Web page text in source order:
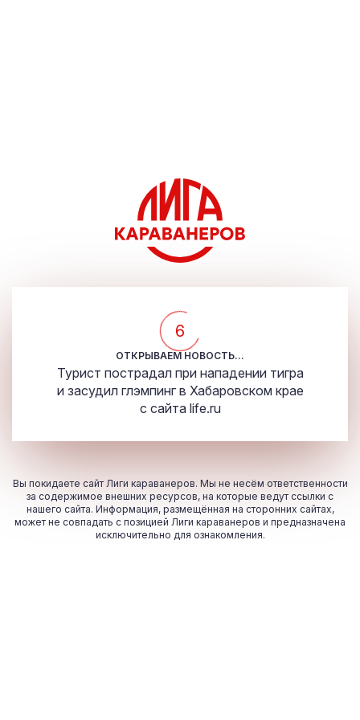
5
ОТКРЫВАЕМ НОВОСТЬ...
Турист пострадал при нападении тигра
и засудил глэмпинг в Хабаровском крае
с сайта life.ru
Вы покидаете сайт Лиги караванеров. Мы не несём ответственности
за содержимое внешних ресурсов, на которые ведут ссылки с
нашего сайта. Информация, размещённая на сторонних сайтах,
может не совпадать с позицией Лиги караванеров и предназначена
исключительно для ознакомления.